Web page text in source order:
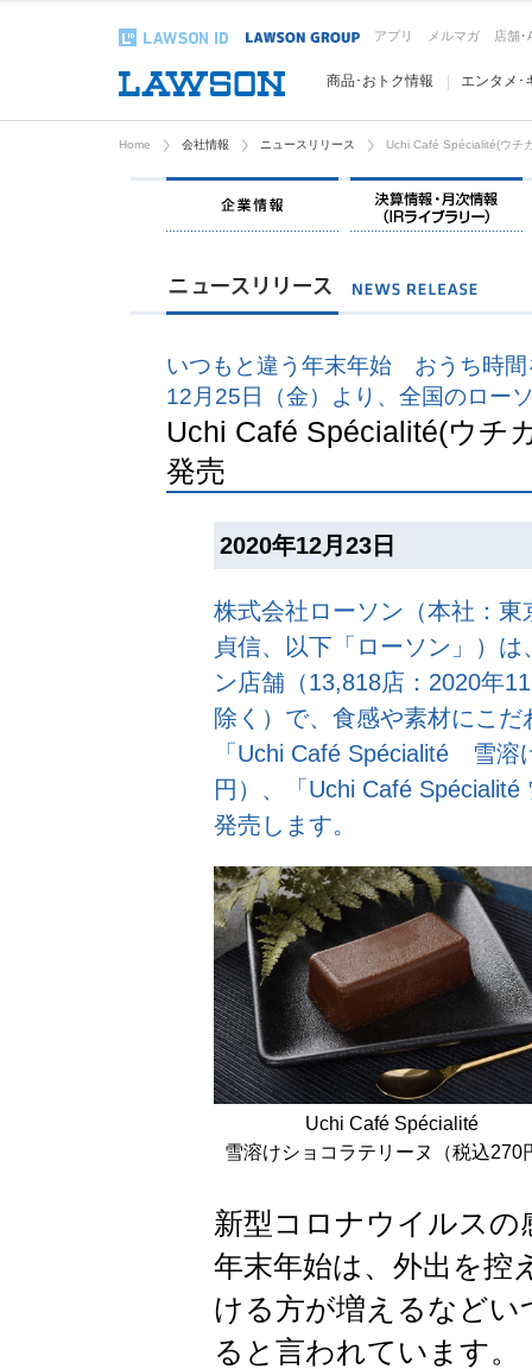
アプリ メルマガ 店舗･
商品･おトク情報 エンタメ･
Home 会社情報 ニュースリリース Uchi Café Spécialité(ウチ
企業情報
いつもと違う年末年始 おうち時間
12月25日（金）より、全国のロー
Uchi Café Spécialité(ウチ
発売
2020年12月23日
株式会社ローソン（本社：
貞信、以下「ローソン」）
ン店舗（13,818店：2020年
除く）で、食感や素材にこだ
「Uchi Café Spécialité 雪溶
円）、「Uchi Café
発売します。
Uchi Café Spécialité
雪溶けショコラテリーヌ（税込270
新型コロナウイルスの
年末年始は、外出を控
ける方が増えるなど
ると言われています。